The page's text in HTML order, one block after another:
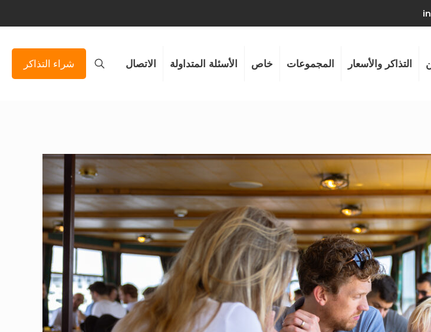
التذاكر والأسعار المجموعات خاص الأسئلة المتداولة الاتصال شراء التذاكر